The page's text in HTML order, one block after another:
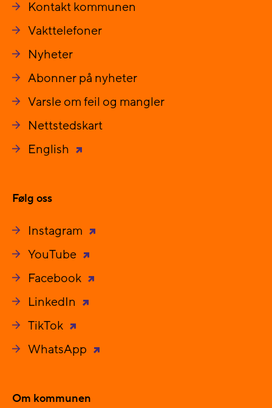
Kontakt kommunen
Vakttelefoner
Nyheter
Abonner på nyheter
Varsle om feil og mangler
Nettstedskart
English
Følg oss
Instagram
YouTube
Facebook
LinkedIn
TikTok
WhatsApp
Om kommunen